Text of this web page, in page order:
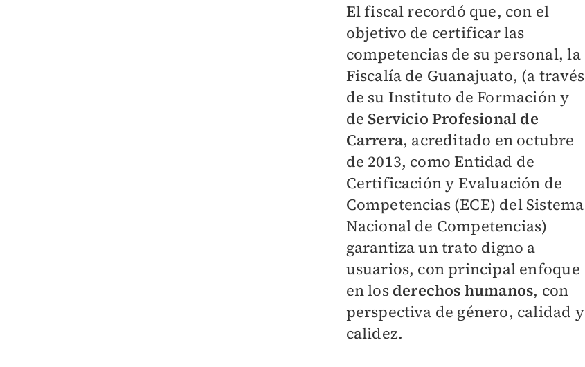
El fiscal recordó que, con el
objetivo de certificar las
competencias de su personal, la
Fiscalía de Guanajuato, (a través
de su Instituto de Formación y
de Servicio Profesional de
Carrera, acreditado en octubre
de 2013, como Entidad de
Certificación y Evaluación de
Competencias (ECE) del Sistema
Nacional de Competencias)
garantiza un trato digno a
usuarios, con principal enfoque
en los derechos humanos, con
perspectiva de género, calidad y
calidez.